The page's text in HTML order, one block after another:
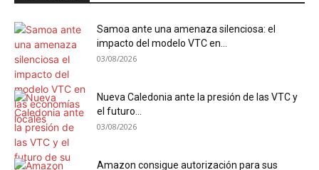
Samoa ante una amenaza silenciosa: el
impacto del modelo VTC en...
03/08/2026
Nueva Caledonia ante la presión de las VTC y
el futuro...
03/08/2026
Amazon consigue autorización para sus